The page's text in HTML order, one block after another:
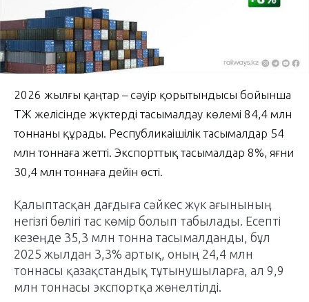
2026 жылғы қаңтар – сәуір қорытындысы бойынша
ҚТЖ желісінде жүктерді тасымалдау көлемі 84,4 млн
тоннаны құрады. Республикаішілік тасымалдар 54
млн тоннаға жетті. Экспорттық тасымалдар 8%, яғни
30,4 млн тоннаға дейін өсті.
Қалыптасқан дағдыға сәйкес жүк ағынының
негізгі бөлігі тас көмір болып табылады. Есепті
кезеңде 35,3 млн тонна тасымалданды, бұл
2025 жылдан 3,3% артық, оның 24,4 млн
тоннасы қазақстандық тұтынушыларға, ал 9,9
млн тоннасы экспортқа жөнелтілді.